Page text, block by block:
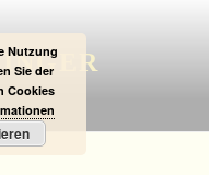
Nutzung
Sie der
Cookies